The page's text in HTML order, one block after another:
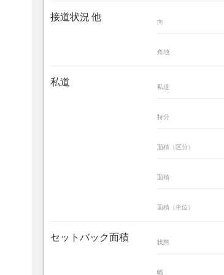
接道状況 他 向
角地
私道 私道
持分
面積（区分）
面積
面積（単位）
セットバック面積 状態
幅